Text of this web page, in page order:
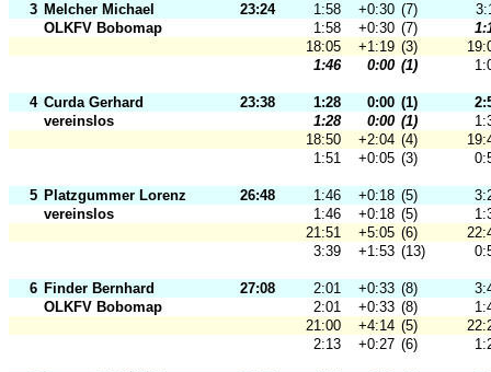
3 Melcher Michael 23:24 1:58 +0:30 (7)
OLKFV Bobomap
1:58 +0:30 (7)
18:05
+1:19 (3)
1:46
0:00 (1)
4 Curda Gerhard 23:38 1:28 0:00 (1)
vereinslos
1:28 0:00 (1)
18:50
+2:04 (4)
1:51
+0:05 (3)
5 Platzgummer Lorenz 26:48 1:46 +0:18 (5)
vereinslos
1:46 +0:18 (5)
21:51
+5:05 (6)
3:39
+1:53 (13)
6 Finder Bernhard 27:08 2:01 +0:33 (8)
OLKFV Bobomap
2:01 +0:33 (8)
21:00
+4:14 (5)
2:13
+0:27 (6)